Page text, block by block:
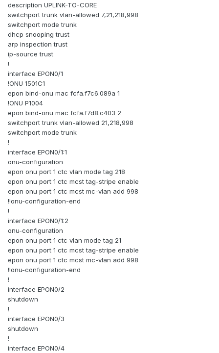
description UPLINK-TO-CORE
switchport trunk vlan-allowed 7,21,218,998
switchport mode trunk
dhcp snooping trust
arp inspection trust
ip-source trust
!
interface EPON0/1
!ONU 1501C1
epon bind-onu mac fcfa.f7c6.089a 1
!ONU P1004
epon bind-onu mac fcfa.f7d8.c403 2
switchport trunk vlan-allowed 21,218,998
switchport mode trunk
!
interface EPON0/1:1
onu-configuration
epon onu port 1 ctc vlan mode tag 218
epon onu port 1 ctc mcst tag-stripe enable
epon onu port 1 ctc mcst mc-vlan add 998
!!onu-configuration-end
!
interface EPON0/1:2
onu-configuration
epon onu port 1 ctc vlan mode tag 21
epon onu port 1 ctc mcst tag-stripe enable
epon onu port 1 ctc mcst mc-vlan add 998
!!onu-configuration-end
!
interface EPON0/2
shutdown
!
interface EPON0/3
shutdown
!
interface EPON0/4